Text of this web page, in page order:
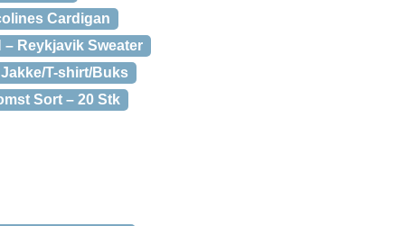
Cardigan
– Reykjavik Sweater
T-shirt/Buks
Sort – 20 Stk